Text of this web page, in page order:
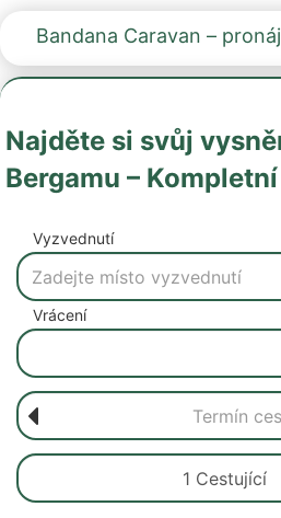
Bandana Caravan –
Najděte si svůj
Bergamu –
Vyzvednutí
Vrácení